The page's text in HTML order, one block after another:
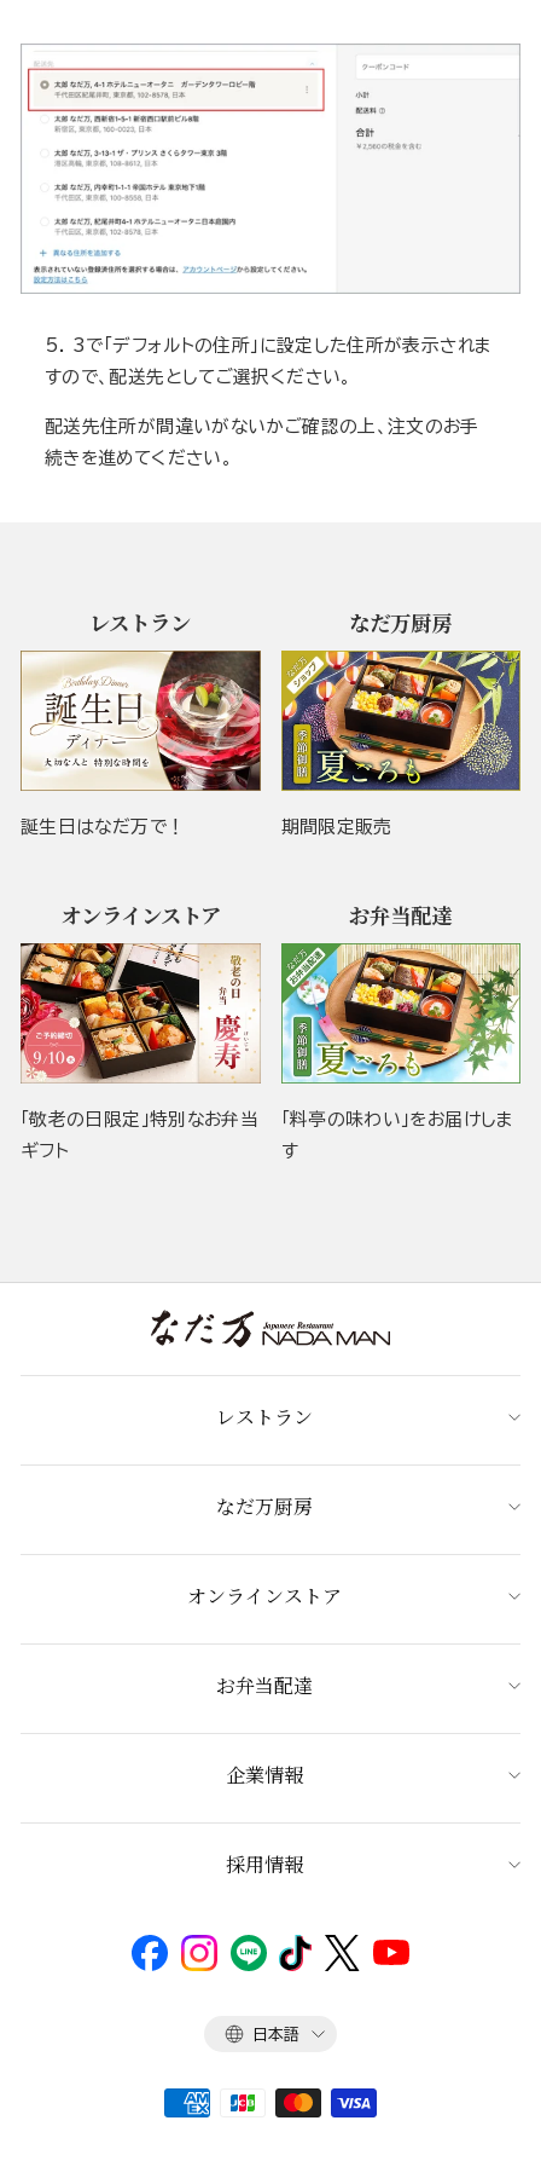
5. 3で「デフォルトの住所」に設定した住所が表示されま
すので、配送先としてご選択ください。
配送先住所が間違いがないかご確認の上、注文のお手
続きを進めてください。
レストラン
誕生日はなだ万で！
なだ万厨房
期間限定販売
オンラインストア
「敬老の日限定」特別なお弁当
ギフト
お弁当配達
「料亭の味わい」をお届けしま
す
レストラン
なだ万厨房
オンラインストア
お弁当配達
企業情報
採用情報
言
日本語